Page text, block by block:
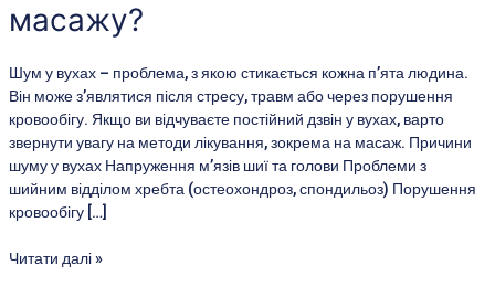
масажу?
Шум у вухах – проблема, з якою стикається кожна п’ята людина.
Він може з’являтися після стресу, травм або через порушення
кровообігу. Якщо ви відчуваєте постійний дзвін у вухах, варто
звернути увагу на методи лікування, зокрема на масаж. Причини
шуму у вухах Напруження м’язів шиї та голови Проблеми з
шийним відділом хребта (остеохондроз, спондильоз) Порушення
кровообігу […]
за
масажу?
Читати далі »